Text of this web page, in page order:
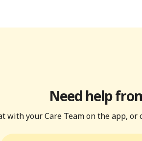
Need help
with your Care Team on the app, or